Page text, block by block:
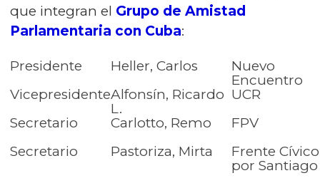
que integran el Grupo de Amistad
Parlamentaria con Cuba:
Presidente Heller, Carlos
Nuevo
Encuentro
VicepresidenteAlfonsín, Ricardo
L.
UCR
Secretario
Carlotto, Remo
FPV
Secretario
Pastoriza, Mirta
Frente Cívico
por Santiago